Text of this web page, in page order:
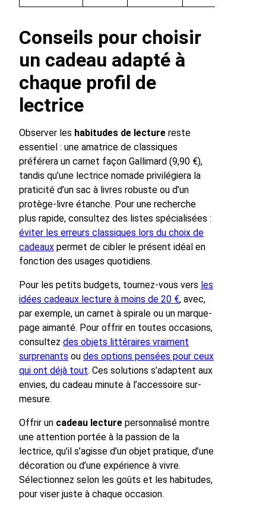
Conseils pour choisir
un cadeau adapté à
chaque profil de
lectrice
Observer les habitudes de lecture reste
essentiel : une amatrice de classiques
préférera un carnet façon Gallimard (9,90 €),
tandis qu’une lectrice nomade privilégiera la
praticité d’un sac à livres robuste ou d’un
protège-livre étanche. Pour une recherche
plus rapide, consultez des listes spécialisées :
éviter les erreurs classiques lors du choix de
cadeaux permet de cibler le présent idéal en
fonction des usages quotidiens.
Pour les petits budgets, tournez-vous vers les
idées cadeaux lecture à moins de 20 €, avec,
par exemple, un carnet à spirale ou un marque-
page aimanté. Pour offrir en toutes occasions,
consultez des objets littéraires vraiment
surprenants ou des options pensées pour ceux
qui ont déjà tout. Ces solutions s’adaptent aux
envies, du cadeau minute à l’accessoire sur-
mesure.
Offrir un cadeau lecture personnalisé montre
une attention portée à la passion de la
lectrice, qu’il s’agisse d’un objet pratique, d’une
décoration ou d’une expérience à vivre.
Sélectionnez selon les goûts et les habitudes,
pour viser juste à chaque occasion.